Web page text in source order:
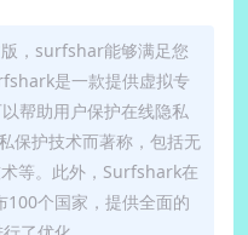
，surfshar能够满足您
是一款提供虚拟专
帮助用户保护在线隐私
保护技术而著称，包括无
等。此外，Surfshark在
个国家，提供全面的